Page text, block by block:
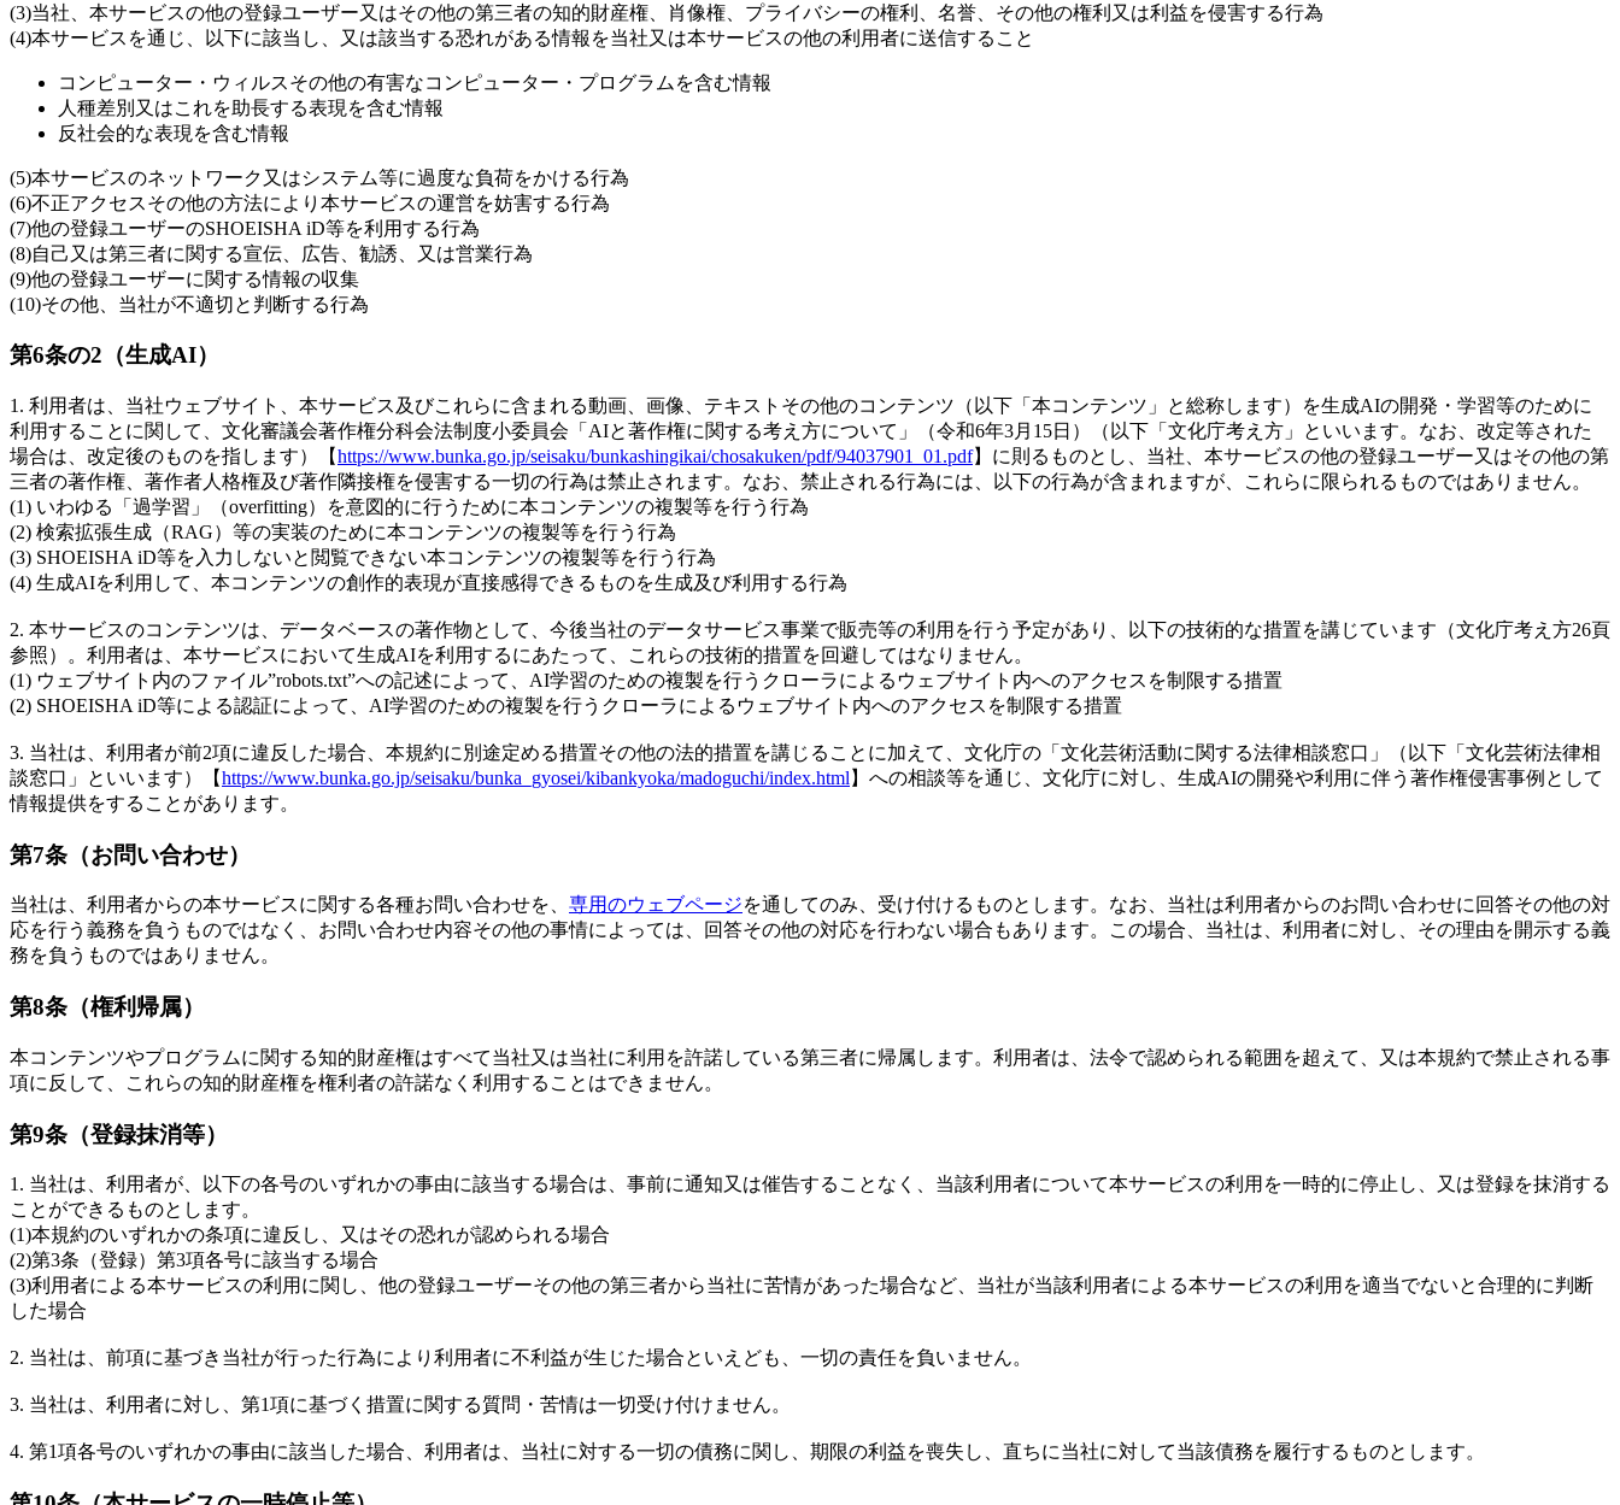
(3)当社、本サービスの他の登録ユーザー又はその他の第三者の知的財産権、肖像権、プライバシーの権利、名誉、その他の権利又は利益を侵害する行為
(4)本サービスを通じ、以下に該当し、又は該当する恐れがある情報を当社又は本サービスの他の利用者に送信すること
コンピューター・ウィルスその他の有害なコンピューター・プログラムを含む情報
人種差別又はこれを助長する表現を含む情報
反社会的な表現を含む情報
(5)本サービスのネットワーク又はシステム等に過度な負荷をかける行為
(6)不正アクセスその他の方法により本サービスの運営を妨害する行為
(7)他の登録ユーザーのSHOEISHA iD等を利用する行為
(8)自己又は第三者に関する宣伝、広告、勧誘、又は営業行為
(9)他の登録ユーザーに関する情報の収集
(10)その他、当社が不適切と判断する行為
第6条の2（生成AI）
1. 利用者は、当社ウェブサイト、本サービス及びこれらに含まれる動画、画像、テキストその他のコンテンツ（以下「本コンテンツ」と総称します）を生成AIの開発・学習等のために
利用することに関して、文化審議会著作権分科会法制度小委員会「AIと著作権に関する考え方について」（令和6年3月15日）（以下「文化庁考え方」といいます。なお、改定等された
場合は、改定後のものを指します）【https://www.bunka.go.jp/seisaku/bunkashingikai/chosakuken/pdf/94037901_01.pdf】に則るものとし、当社、本サービスの他の登録ユーザー又はその他の第
三者の著作権、著作者人格権及び著作隣接権を侵害する一切の行為は禁止されます。なお、禁止される行為には、以下の行為が含まれますが、これらに限られるものではありません。
(1) いわゆる「過学習」（overfitting）を意図的に行うために本コンテンツの複製等を行う行為
(2) 検索拡張生成（RAG）等の実装のために本コンテンツの複製等を行う行為
(3) SHOEISHA iD等を入力しないと閲覧できない本コンテンツの複製等を行う行為
(4) 生成AIを利用して、本コンテンツの創作的表現が直接感得できるものを生成及び利用する行為
2. 本サービスのコンテンツは、データベースの著作物として、今後当社のデータサービス事業で販売等の利用を行う予定があり、以下の技術的な措置を講じています（文化庁考え方26頁
参照）。利用者は、本サービスにおいて生成AIを利用するにあたって、これらの技術的措置を回避してはなりません。
(1) ウェブサイト内のファイル”robots.txt”への記述によって、AI学習のための複製を行うクローラによるウェブサイト内へのアクセスを制限する措置
(2) SHOEISHA iD等による認証によって、AI学習のための複製を行うクローラによるウェブサイト内へのアクセスを制限する措置
3. 当社は、利用者が前2項に違反した場合、本規約に別途定める措置その他の法的措置を講じることに加えて、文化庁の「文化芸術活動に関する法律相談窓口」（以下「文化芸術法律相
談窓口」といいます）【https://www.bunka.go.jp/seisaku/bunka_gyosei/kibankyoka/madoguchi/index.html 】への相談等を通じ、文化庁に対し、生成AIの開発や利用に伴う著作権侵害事例として
情報提供をすることがあります。
第7条（お問い合わせ）
当社は、利用者からの本サービスに関する各種お問い合わせを、 専用のウェブページを通してのみ、受け付けるものとします。なお、当社は利用者からのお問い合わせに回答その他の対
応を行う義務を負うものではなく、お問い合わせ内容その他の事情によっては、回答その他の対応を行わない場合もあります。この場合、当社は、利用者に対し、その理由を開示する義
務を負うものではありません。
第8条（権利帰属）
本コンテンツやプログラムに関する知的財産権はすべて当社又は当社に利用を許諾している第三者に帰属します。利用者は、法令で認められる範囲を超えて、又は本規約で禁止される事
項に反して、これらの知的財産権を権利者の許諾なく利用することはできません。
第9条（登録抹消等）
1. 当社は、利用者が、以下の各号のいずれかの事由に該当する場合は、事前に通知又は催告することなく、当該利用者について本サービスの利用を一時的に停止し、又は登録を抹消する
ことができるものとします。
(1)本規約のいずれかの条項に違反し、又はその恐れが認められる場合
(2)第3条（登録）第3項各号に該当する場合
(3)利用者による本サービスの利用に関し、他の登録ユーザーその他の第三者から当社に苦情があった場合など、当社が当該利用者による本サービスの利用を適当でないと合理的に判断
した場合
2. 当社は、前項に基づき当社が行った行為により利用者に不利益が生じた場合といえども、一切の責任を負いません。
3. 当社は、利用者に対し、第1項に基づく措置に関する質問・苦情は一切受け付けません。
4. 第1項各号のいずれかの事由に該当した場合、利用者は、当社に対する一切の債務に関し、期限の利益を喪失し、直ちに当社に対して当該債務を履行するものとします。